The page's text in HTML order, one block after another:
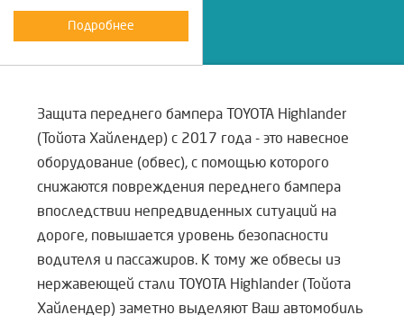
Подробнее
Защита переднего бампера TOYOTA Highlander
(Тойота Хайлендер) с 2017 года - это навесное
оборудование (обвес), с помощью которого
снижаются повреждения переднего бампера
впоследствии непредвиденных ситуаций на
дороге, повышается уровень безопасности
водителя и пассажиров. К тому же обвесы из
нержавеющей стали TOYOTA Highlander (Тойота
Хайлендер) заметно выделяют Ваш автомобиль